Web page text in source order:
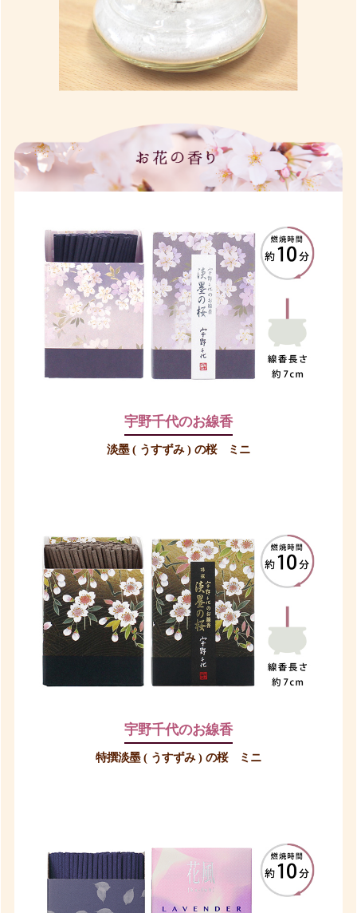
宇野千代のお線香
淡墨 ( うすずみ ) の桜 ミニ
宇野千代のお線香
特撰淡墨 ( うすずみ ) の桜 ミニ